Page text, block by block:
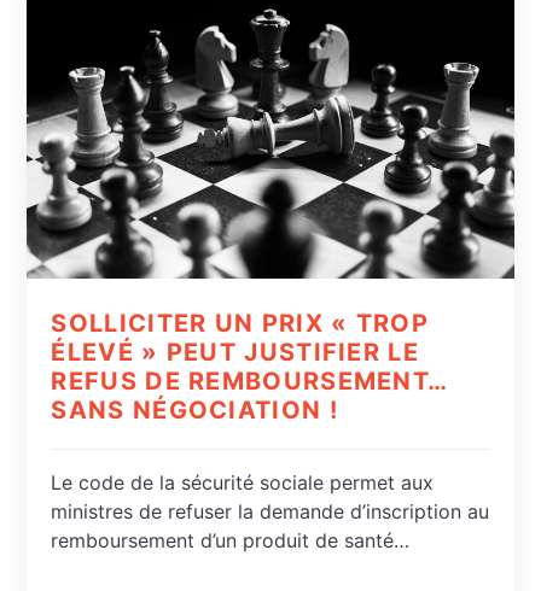
SOLLICITER UN PRIX « TROP
ÉLEVÉ » PEUT JUSTIFIER LE
REFUS DE REMBOURSEMENT…
SANS NÉGOCIATION !
Le code de la sécurité sociale permet aux
ministres de refuser la demande d’inscription au
remboursement d’un produit de santé…